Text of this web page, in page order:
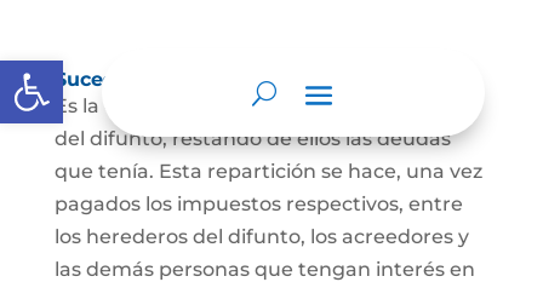
Abrir barra de herramientas
Sucesión de bienes por causa de muerte
Es la que se hace para repartir los bienes
del difunto, restando de ellos las deudas
que tenía. Esta repartición se hace, una vez
pagados los impuestos respectivos, entre
los herederos del difunto, los acreedores y
las demás personas que tengan interés en